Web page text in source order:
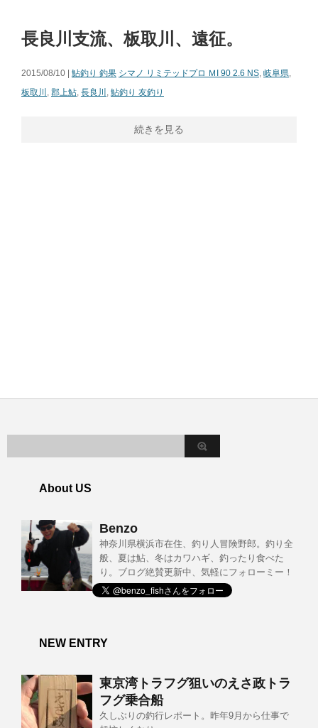
長良川支流、板取川、遠征。
2015/08/10 | 鮎釣り 釣果 シマノ リミテッドプロ ＭI 90 2.6 NS 岐阜県
板取川
郡上鮎 長良川 鮎釣り 友釣り
続きを見る
About US
Benzo
神奈川県横浜市在住、釣り人冒険野郎。釣り全
般、夏は鮎、冬はカワハギ、釣ったり食べた
り。ブログ絶賛更新中、気軽にフォローミー！
NEW ENTRY
東京湾トラフグ狙いのえさ政トラ
フグ乗合船
久しぶりの釣行レポート。昨年9月から仕事で